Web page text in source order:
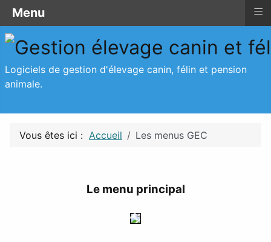
Logiciels de gestion d'élevage canin, félin et pension
animale.
Vous êtes ici : Accueil Les menus GEC
Le menu principal
Menu ≡
Les menus GEC ≡
Menu ≡
Menu ≡